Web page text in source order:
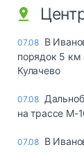
07.08 В
порядок 5 км
Кулачево
07.08
на трассе М-
07.08 В